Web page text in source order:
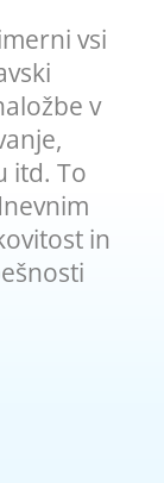
vsi
v
itd. To
in